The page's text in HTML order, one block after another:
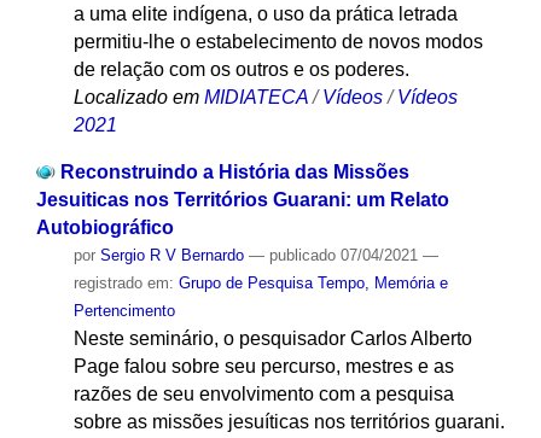
a uma elite indígena, o uso da prática letrada
permitiu-lhe o estabelecimento de novos modos
de relação com os outros e os poderes.
Localizado em MIDIATECA /Vídeos /Vídeos
2021
Reconstruindo a História das Missões
Jesuiticas nos Territórios Guarani: um Relato
Autobiográfico
por Sergio R V Bernardo — publicado07/04/2021 —
registrado em: Grupo de Pesquisa Tempo, Memória e
Pertencimento
Neste seminário, o pesquisador Carlos Alberto
Page falou sobre seu percurso, mestres e as
razões de seu envolvimento com a pesquisa
sobre as missões jesuíticas nos territórios guarani.